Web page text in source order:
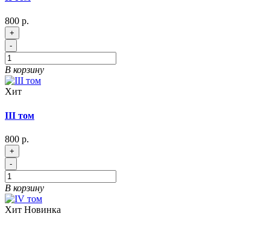
800 р.
+
-
В корзину
Хит
III том
800 р.
+
-
В корзину
Хит Новинка